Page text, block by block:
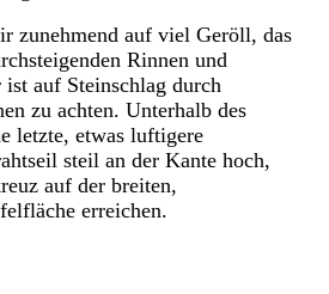
zunehmend auf viel Geröll, das
Rinnen und
auf Steinschlag durch
zu achten. Unterhalb des
letzte, etwas luftigere
steil an der Kante hoch,
auf der breiten,
erreichen.